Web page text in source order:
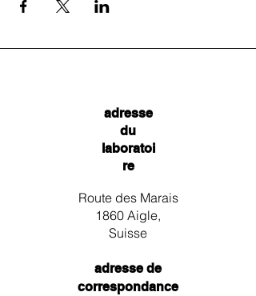
adresse
du
laboratoi
re
Route des Marais
1860 Aigle,
Suisse
adresse de
correspondance